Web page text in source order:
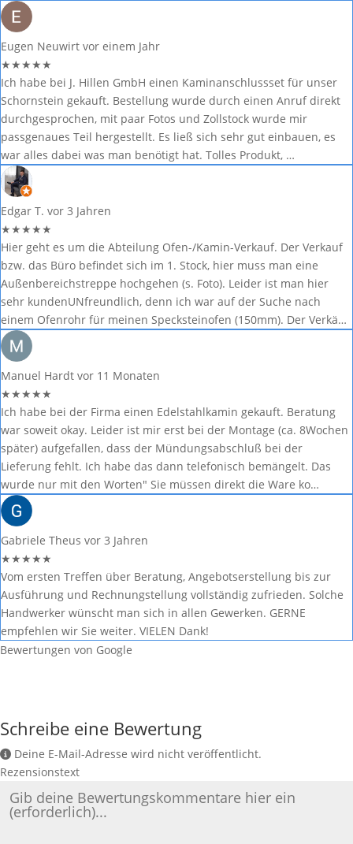
Eugen Neuwirt vor einem Jahr
★★★★★
Ich habe bei J. Hillen GmbH einen Kaminanschlussset für unser
Schornstein gekauft. Bestellung wurde durch einen Anruf direkt
durchgesprochen, mit paar Fotos und Zollstock wurde mir
passgenaues Teil hergestellt. Es ließ sich sehr gut einbauen, es
war alles dabei was man benötigt hat. Tolles Produkt, …
Edgar T. vor 3 Jahren
★★★★★
Hier geht es um die Abteilung Ofen-/Kamin-Verkauf. Der Verkauf
bzw. das Büro befindet sich im 1. Stock, hier muss man eine
Außenbereichstreppe hochgehen (s. Foto). Leider ist man hier
sehr kundenUNfreundlich, denn ich war auf der Suche nach
einem Ofenrohr für meinen Specksteinofen (150mm). Der Verkä…
Manuel Hardt vor 11 Monaten
★★★★★
Ich habe bei der Firma einen Edelstahlkamin gekauft. Beratung
war soweit okay. Leider ist mir erst bei der Montage (ca. 8Wochen
später) aufgefallen, dass der Mündungsabschluß bei der
Lieferung fehlt. Ich habe das dann telefonisch bemängelt. Das
wurde nur mit den Worten" Sie müssen direkt die Ware ko…
Gabriele Theus vor 3 Jahren
★★★★★
Vom ersten Treffen über Beratung, Angebotserstellung bis zur
Ausführung und Rechnungstellung vollständig zufrieden. Solche
Handwerker wünscht man sich in allen Gewerken. GERNE
empfehlen wir Sie weiter. VIELEN Dank!
Bewertungen von Google
Schreibe eine Bewertung
Deine E-Mail-Adresse wird nicht veröffentlicht.
Rezensionstext